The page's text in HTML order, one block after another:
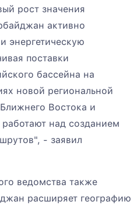
рост значения
активно
энергетическую
поставки
бассейна на
новой региональной
Востока и
над созданием
- заявил
ведомства также
расширяет географию